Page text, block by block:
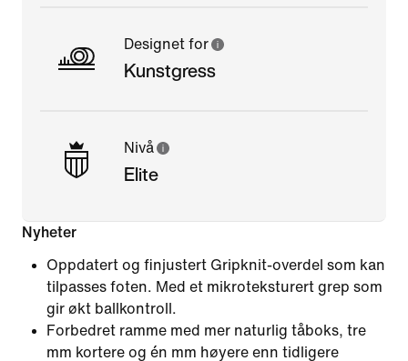
Designet for
Kunstgress
Nivå
Elite
Nyheter
Oppdatert og finjustert Gripknit-overdel som kan
tilpasses foten. Med et mikroteksturert grep som
gir økt ballkontroll.
Forbedret ramme med mer naturlig tåboks, tre
mm kortere og én mm høyere enn tidligere